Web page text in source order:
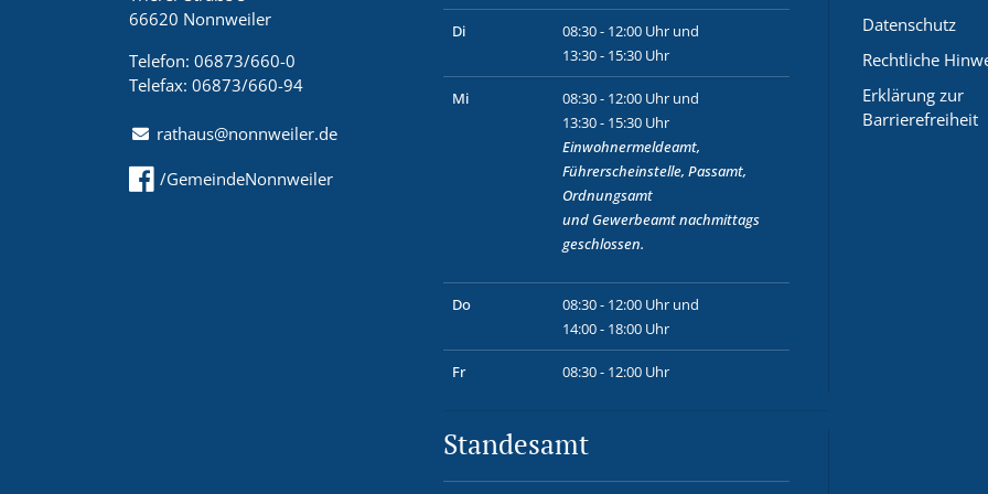
66620 Nonnweiler
Telefon: 06873/660-0
Telefax: 06873/660-94
rathaus@nonnweiler.de
/GemeindeNonnweiler
Di
08:30 - 12:00 Uhr und
13:30 - 15:30 Uhr
Mi
08:30 - 12:00 Uhr und
13:30 - 15:30 Uhr
Einwohnermeldeamt,
Führerscheinstelle, Passamt,
Ordnungsamt
und Gewerbeamtnachmittags
geschlossen.
Do
08:30 - 12:00 Uhr und
14:00 - 18:00 Uhr
Fr 08:30 - 12:00 Uhr
Standesamt
Datenschutz
Rechtliche
Erklärung zur
Barrierefreiheit